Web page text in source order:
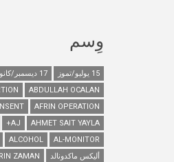
وِسم
15 يوليو/تموز 17 ديسمبر/كانون الأول
ABDULLAH OCALAN
AFRIN OPERATION
AHMET SAIT YAYLA
AJ+
AL-MONITOR
ALCOHOL
أليكس ماكدونالد
ZAMAN